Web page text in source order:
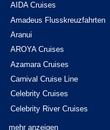
AIDA Cruises
Amadeus Flusskreuzfahrten
Aranui
AROYA Cruises
Azamara Cruises
Carnival Cruise Line
Celebrity Cruises
Celebrity River Cruises
mehr anzeigen